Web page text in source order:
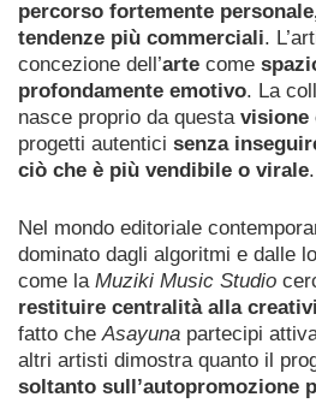
percorso fortemente
tendenze più commerciali.
concezione dell’arte come
profondamente emotivo. La
nasce proprio da questa visione
progetti autentici senza
ciò che è più vendibile o virale.
Nel mondo editoriale
dominato dagli algoritmi e dalle
come la Muziki Music Studio
restituire centralità alla
fatto che Asayuna partecipi
altri artisti dimostra quanto il
soltanto sull’autopromozione